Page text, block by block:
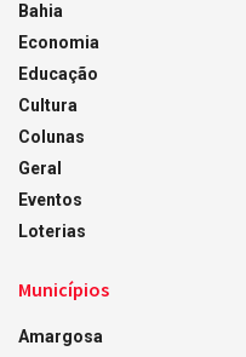
Bahia
Economia
Educação
Cultura
Colunas
Geral
Eventos
Loterias
Municípios
Amargosa